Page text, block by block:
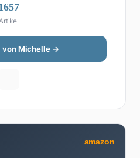
nicht wie eine
liegt darin, komplexe
dass sie jeder
dafür mit konkreten
Von ETF-Strategien über
bekommt. Privat ist sie
(3+ Tassen am Tag,
und verbringt ihre
Artikel
von Michelle →
amazon